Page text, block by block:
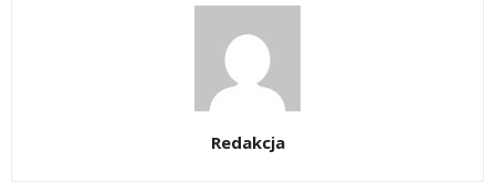
Redakcja